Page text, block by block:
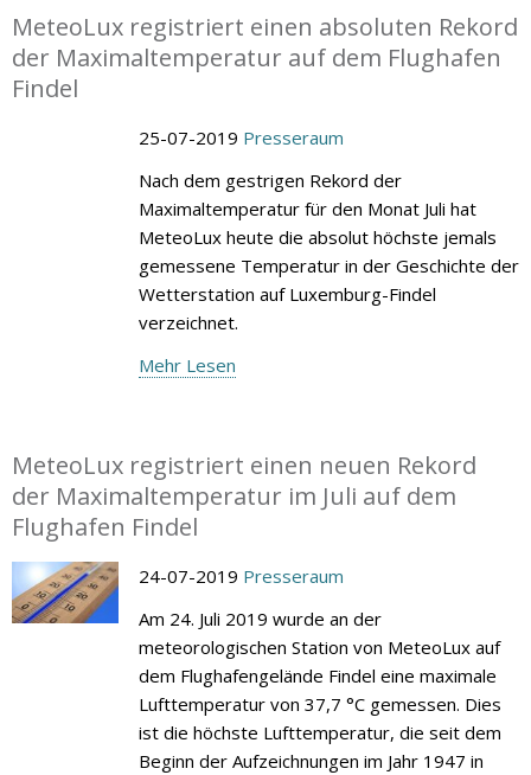
MeteoLux registriert einen absoluten Rekord
der Maximaltemperatur auf dem Flughafen
Findel
25-07-2019 Presseraum
Nach dem gestrigen Rekord der
Maximaltemperatur für den Monat Juli hat
MeteoLux heute die absolut höchste jemals
gemessene Temperatur in der Geschichte der
Wetterstation auf Luxemburg-Findel
verzeichnet.
Mehr Lesen
MeteoLux registriert einen neuen Rekord
der Maximaltemperatur im Juli auf dem
Flughafen Findel
24-07-2019 Presseraum
Am 24. Juli 2019 wurde an der
meteorologischen Station von MeteoLux auf
dem Flughafengelände Findel eine maximale
Lufttemperatur von 37,7 °C gemessen. Dies
ist die höchste Lufttemperatur, die seit dem
Beginn der Aufzeichnungen im Jahr 1947 in